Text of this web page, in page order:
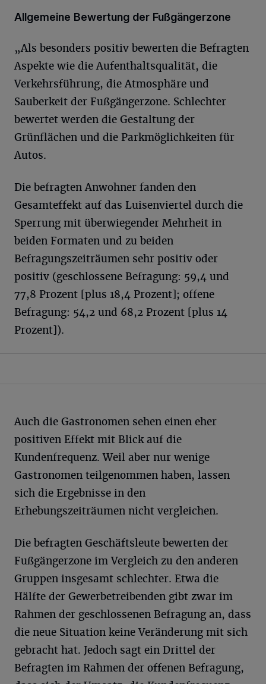
Allgemeine Bewertung der Fußgängerzone
„Als besonders positiv bewerten die Befragten
Aspekte wie die Aufenthaltsqualität, die
Verkehrsführung, die Atmosphäre und
Sauberkeit der Fußgängerzone. Schlechter
bewertet werden die Gestaltung der
Grünflächen und die Parkmöglichkeiten für
Autos.
Die befragten Anwohner fanden den
Gesamteffekt auf das Luisenviertel durch die
Sperrung mit überwiegender Mehrheit in
beiden Formaten und zu beiden
Befragungszeiträumen sehr positiv oder
positiv (geschlossene Befragung: 59,4 und
77,8 Prozent [plus 18,4 Prozent]; offene
Befragung: 54,2 und 68,2 Prozent [plus 14
Prozent]).
Auch die Gastronomen sehen einen eher
positiven Effekt mit Blick auf die
Kundenfrequenz. Weil aber nur wenige
Gastronomen teilgenommen haben, lassen
sich die Ergebnisse in den
Erhebungszeiträumen nicht vergleichen.
Die befragten Geschäftsleute bewerten der
Fußgängerzone im Vergleich zu den anderen
Gruppen insgesamt schlechter. Etwa die
Hälfte der Gewerbetreibenden gibt zwar im
Rahmen der geschlossenen Befragung an, dass
die neue Situation keine Veränderung mit sich
gebracht hat. Jedoch sagt ein Drittel der
Befragten im Rahmen der offenen Befragung,